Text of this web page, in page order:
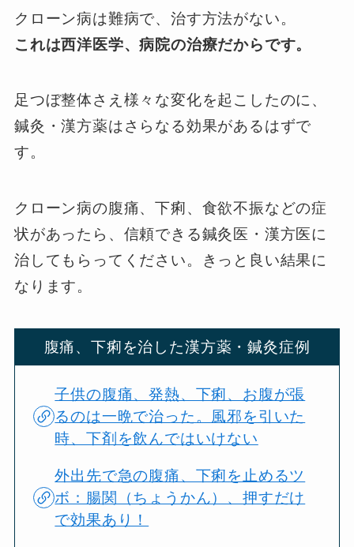
クローン病は難病で、治す方法がない。
これは西洋医学、病院の治療だからです。
足つぼ整体さえ様々な変化を起こしたのに、
鍼灸・漢方薬はさらなる効果があるはずで
す。
クローン病の腹痛、下痢、食欲不振などの症
状があったら、信頼できる鍼灸医・漢方医に
治してもらってください。きっと良い結果に
なります。
腹痛、下痢を治した漢方薬・鍼灸症例
子供の腹痛、発熱、下痢、お腹が張
るのは一晩で治った。風邪を引いた
時、下剤を飲んではいけない
外出先で急の腹痛、下痢を止めるツ
ボ：腸関（ちょうかん）、押すだけ
で効果あり！